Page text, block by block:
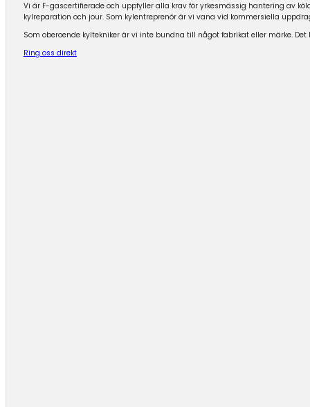
Vi är F-gascertifierade och uppfyller alla krav för yrkesmässig hantering av
kylreparation och jour. Som kylentreprenör är vi vana vid kommersiella
Som oberoende kyltekniker är vi inte bundna till något fabrikat eller märke.
Ring oss direkt